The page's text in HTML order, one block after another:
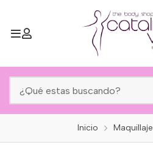
Inicio Maquillaje